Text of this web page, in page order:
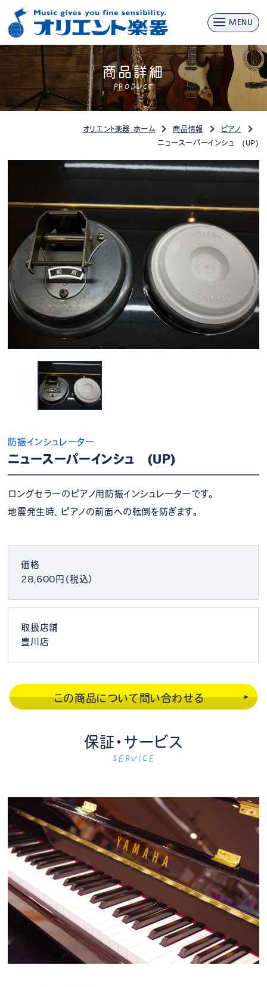
MENU
商品詳細
PRODUCT
オリエント楽器 ホーム 商品情報
ピアノ
ニュースーパーインシュ (UP)
防振インシュレーター
ニュースーパーインシュ (UP)
ロングセラーのピアノ用防振インシュレーターです。
地震発生時、ピアノの前面への転倒を防ぎます。
価格
28,600円（税込）
取扱店舗
豊川店
この商品について問い合わせる
保証・サービス
SERVICE